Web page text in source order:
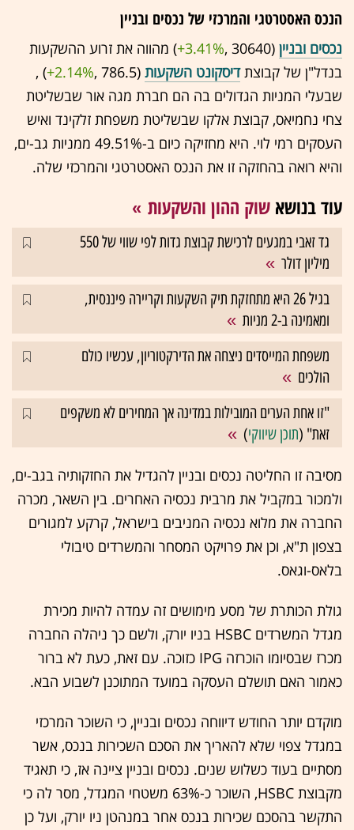
הנכס האסטרטגי והמרכזי של נכסים ובניין
נכסים ובניין (30640 ,‎
+3.41%‏) מהווה את זרוע ההשקעות
בנדל"ן של קבוצתדיסקונט השקעות (786.5 ,‎
+2.14%
‏) ,
שבעלי המניות הגדולים בה הם חברת מגה אור שבשליטת
צחי נחמיאס, קבוצת אלקו שבשליטת משפחת זלקינד ואיש
העסקים רמי לוי. היא מחזיקה כיום ב-49.51% ממניות גב-ים,
והיא רואה בהחזקה זו את הנכס האסטרטגי והמרכזי שלה.
עוד בנושא שוק ההון והשקעות
גד זאבי במגעים לרכישת קבוצת גדות לפי שווי של 550
מיליון דולר
בגיל 26 היא מתחזקת תיק השקעות וקריירה פיננסית,
ומאמינה ב-2 מניות
משפחת המייסדים ניצחה את הדירקטוריון, עכשיו כולם
הולכים
"זו אחת הערים המובילות במדינה אך המחירים לא משקפים
זאת" (תוכן שיווקי)
מסיבה זו החליטה נכסים ובניין להגדיל את החזקותיה בגב-ים,
ולמכור במקביל את מרבית נכסיה האחרים. בין השאר, מכרה
החברה את מלוא נכסיה המניבים בישראל, קרקע למגורים
בצפון ת"א, וכן את פרויקט המסחר והמשרדים טיבולי
בלאס-וגאס.
גולת הכותרת של מסע מימושים זה עמדה להיות מכירת
מגדל המשרדים HSBC בניו יורק, ולשם כך ניהלה החברה
מכרז שבסיומו הוכרזה IPG כזוכה. עם זאת, כעת לא ברור
כאמור האם תושלם העסקה במועד המתוכנן לשבוע הבא.
מוקדם יותר החודש דיווחה נכסים ובניין, כי השוכר המרכזי
במגדל צפוי שלא להאריך את הסכם השכירות בנכס, אשר
מסתיים בעוד כשלוש שנים. נכסים ובניין ציינה אז, כי תאגיד
מקבוצת HSBC, השוכר כ-63% משטחי המגדל, מסר לה כי
התקשר בהסכם שכירות בנכס אחר במנהטן ניו יורק, ועל כן